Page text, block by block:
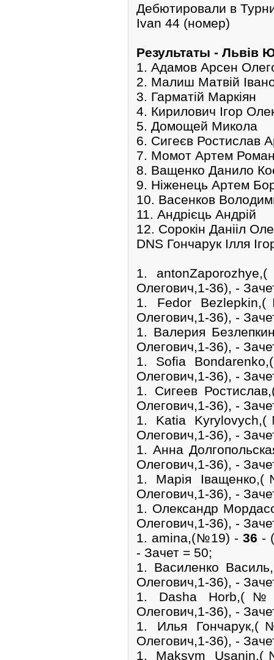
Дебютировали в
Ivan 44 (номер)
Pезультаты - Львів
1. Адамов Арсен
2. Малиш Матвій
3. Гарматій Маркіян
4. Кирилович Ігор
5. Домощей Микола
6. Сигеєв Ростислав
7. Момот Артем
8. Ващенко Данило
9. Ніженець Артем
10. Васенков
11. Андрієць Андрій
12. Сорокін Данііл
DNS Гончарук Ілля
1.
Олегович,1-36), -
1. Fedor
Олегович,1-36), -
1. Валерия
Олегович,1-36), -
1. Sofia
Олегович,1-36), -
1. Сигеев
Олегович,1-36), -
1. Katia
Олегович,1-36), -
1. Анна
Олегович,1-36), -
1. Марія
Олегович,1-36), -
1. Олександр
Олегович,1-36), -
1. amina,(№19) - 36 -
- Зачет = 50;
1. Василенко
Олегович,1-36), -
1. Dasha
Олегович,1-36), -
1. Илья
Олегович,1-36), -
1. Maksym